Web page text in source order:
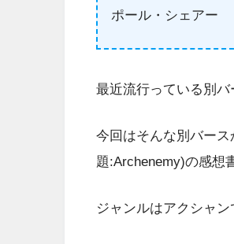
ポール・シェアー
最近流行っている別バ
今回はそんな別バー
題:Archenemy)の感想
ジャンルはアクシャン